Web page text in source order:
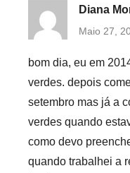
Diana
Maio 27,
bom dia, eu em
verdes. depois
setembro mas já a
verdes quando
como devo
quando trabalhei a